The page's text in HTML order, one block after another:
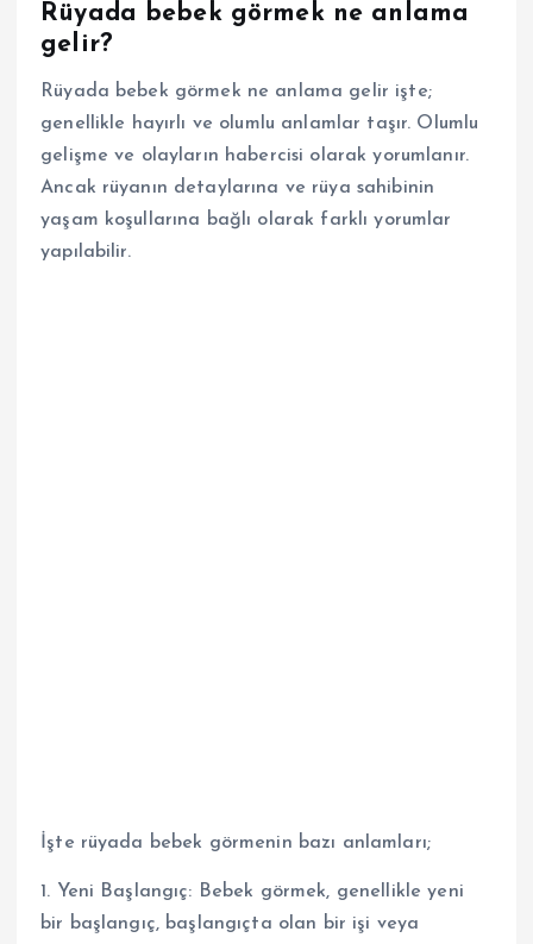
Rüyada bebek görmek ne anlama
gelir?
Rüyada bebek görmek ne anlama gelir işte;
genellikle hayırlı ve olumlu anlamlar taşır. Olumlu
gelişme ve olayların habercisi olarak yorumlanır.
Ancak rüyanın detaylarına ve rüya sahibinin
yaşam koşullarına bağlı olarak farklı yorumlar
yapılabilir.
İşte rüyada bebek görmenin bazı anlamları;
1. Yeni Başlangıç: Bebek görmek, genellikle yeni
bir başlangıç, başlangıçta olan bir işi veya